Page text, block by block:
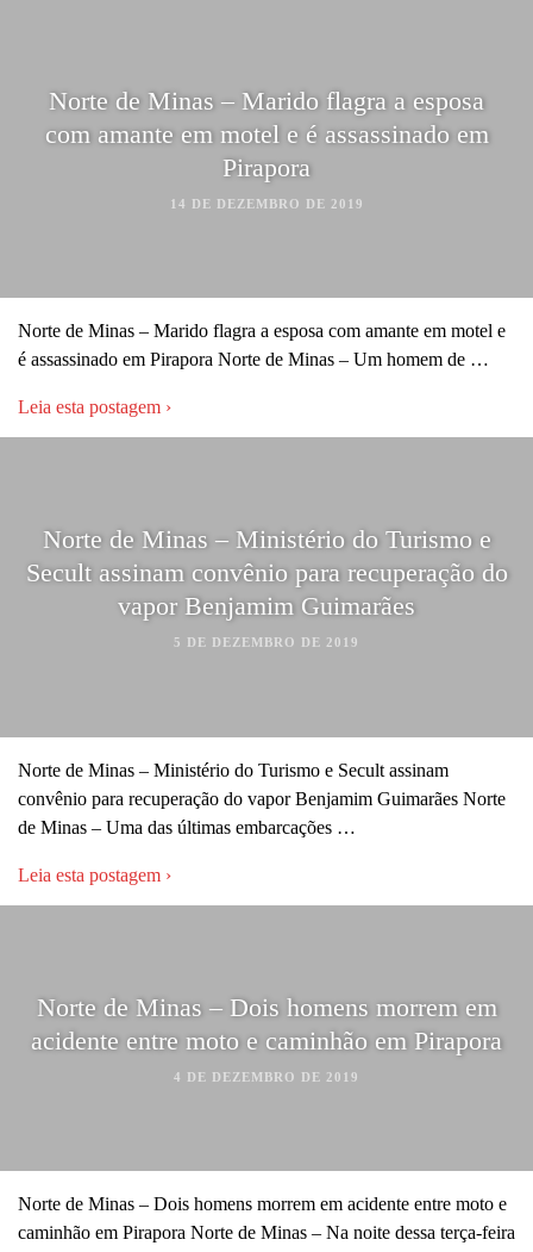
Norte de Minas – Marido flagra a esposa
com amante em motel e é assassinado em
Pirapora
14 DE DEZEMBRO DE 2019
Norte de Minas – Marido flagra a esposa com amante em motel e
é assassinado em Pirapora Norte de Minas – Um homem de …
Leia esta postagem ›
Norte de Minas – Ministério do Turismo e
Secult assinam convênio para recuperação do
vapor Benjamim Guimarães
5 DE DEZEMBRO DE 2019
Norte de Minas – Ministério do Turismo e Secult assinam
convênio para recuperação do vapor Benjamim Guimarães Norte
de Minas – Uma das últimas embarcações …
Leia esta postagem ›
Norte de Minas – Dois homens morrem em
acidente entre moto e caminhão em Pirapora
4 DE DEZEMBRO DE 2019
Norte de Minas – Dois homens morrem em acidente entre moto e
caminhão em Pirapora Norte de Minas – Na noite dessa terça-feira